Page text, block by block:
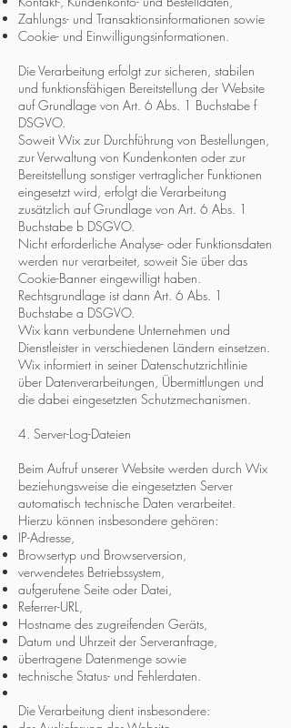
Zahlungs- und Transaktionsinformationen sowie
Cookie- und Einwilligungsinformationen.
Die Verarbeitung erfolgt zur sicheren, stabilen
und funktionsfähigen Bereitstellung der Website
auf Grundlage von Art. 6 Abs. 1 Buchstabe f
DSGVO.
Soweit Wix zur Durchführung von Bestellungen,
zur Verwaltung von Kundenkonten oder zur
Bereitstellung sonstiger vertraglicher Funktionen
eingesetzt wird, erfolgt die Verarbeitung
zusätzlich auf Grundlage von Art. 6 Abs. 1
Buchstabe b DSGVO.
Nicht erforderliche Analyse- oder Funktionsdaten
werden nur verarbeitet, soweit Sie über das
Cookie-Banner eingewilligt haben.
Rechtsgrundlage ist dann Art. 6 Abs. 1
Buchstabe a DSGVO.
Wix kann verbundene Unternehmen und
Dienstleister in verschiedenen Ländern einsetzen.
Wix informiert in seiner Datenschutzrichtlinie
über Datenverarbeitungen, Übermittlungen und
die dabei eingesetzten Schutzmechanismen.
4. Server-Log-Dateien
Beim Aufruf unserer Website werden durch Wix
beziehungsweise die eingesetzten Server
automatisch technische Daten verarbeitet.
Hierzu können insbesondere gehören:
IP-Adresse,
Browsertyp und Browserversion,
verwendetes Betriebssystem,
aufgerufene Seite oder Datei,
Referrer-URL,
Hostname des zugreifenden Geräts,
Datum und Uhrzeit der Serveranfrage,
übertragene Datenmenge sowie
technische Status- und Fehlerdaten.
Die Verarbeitung dient insbesondere: